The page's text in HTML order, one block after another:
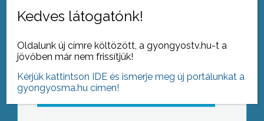
Kedves látogatónk!
Oldalunk új címre költözött, a gyongyostv.hu-t a
jövőben már nem frissítjük!
Kérjük kattintson IDE és ismerje meg új portálunkat a
gyongyosma.hu címen!